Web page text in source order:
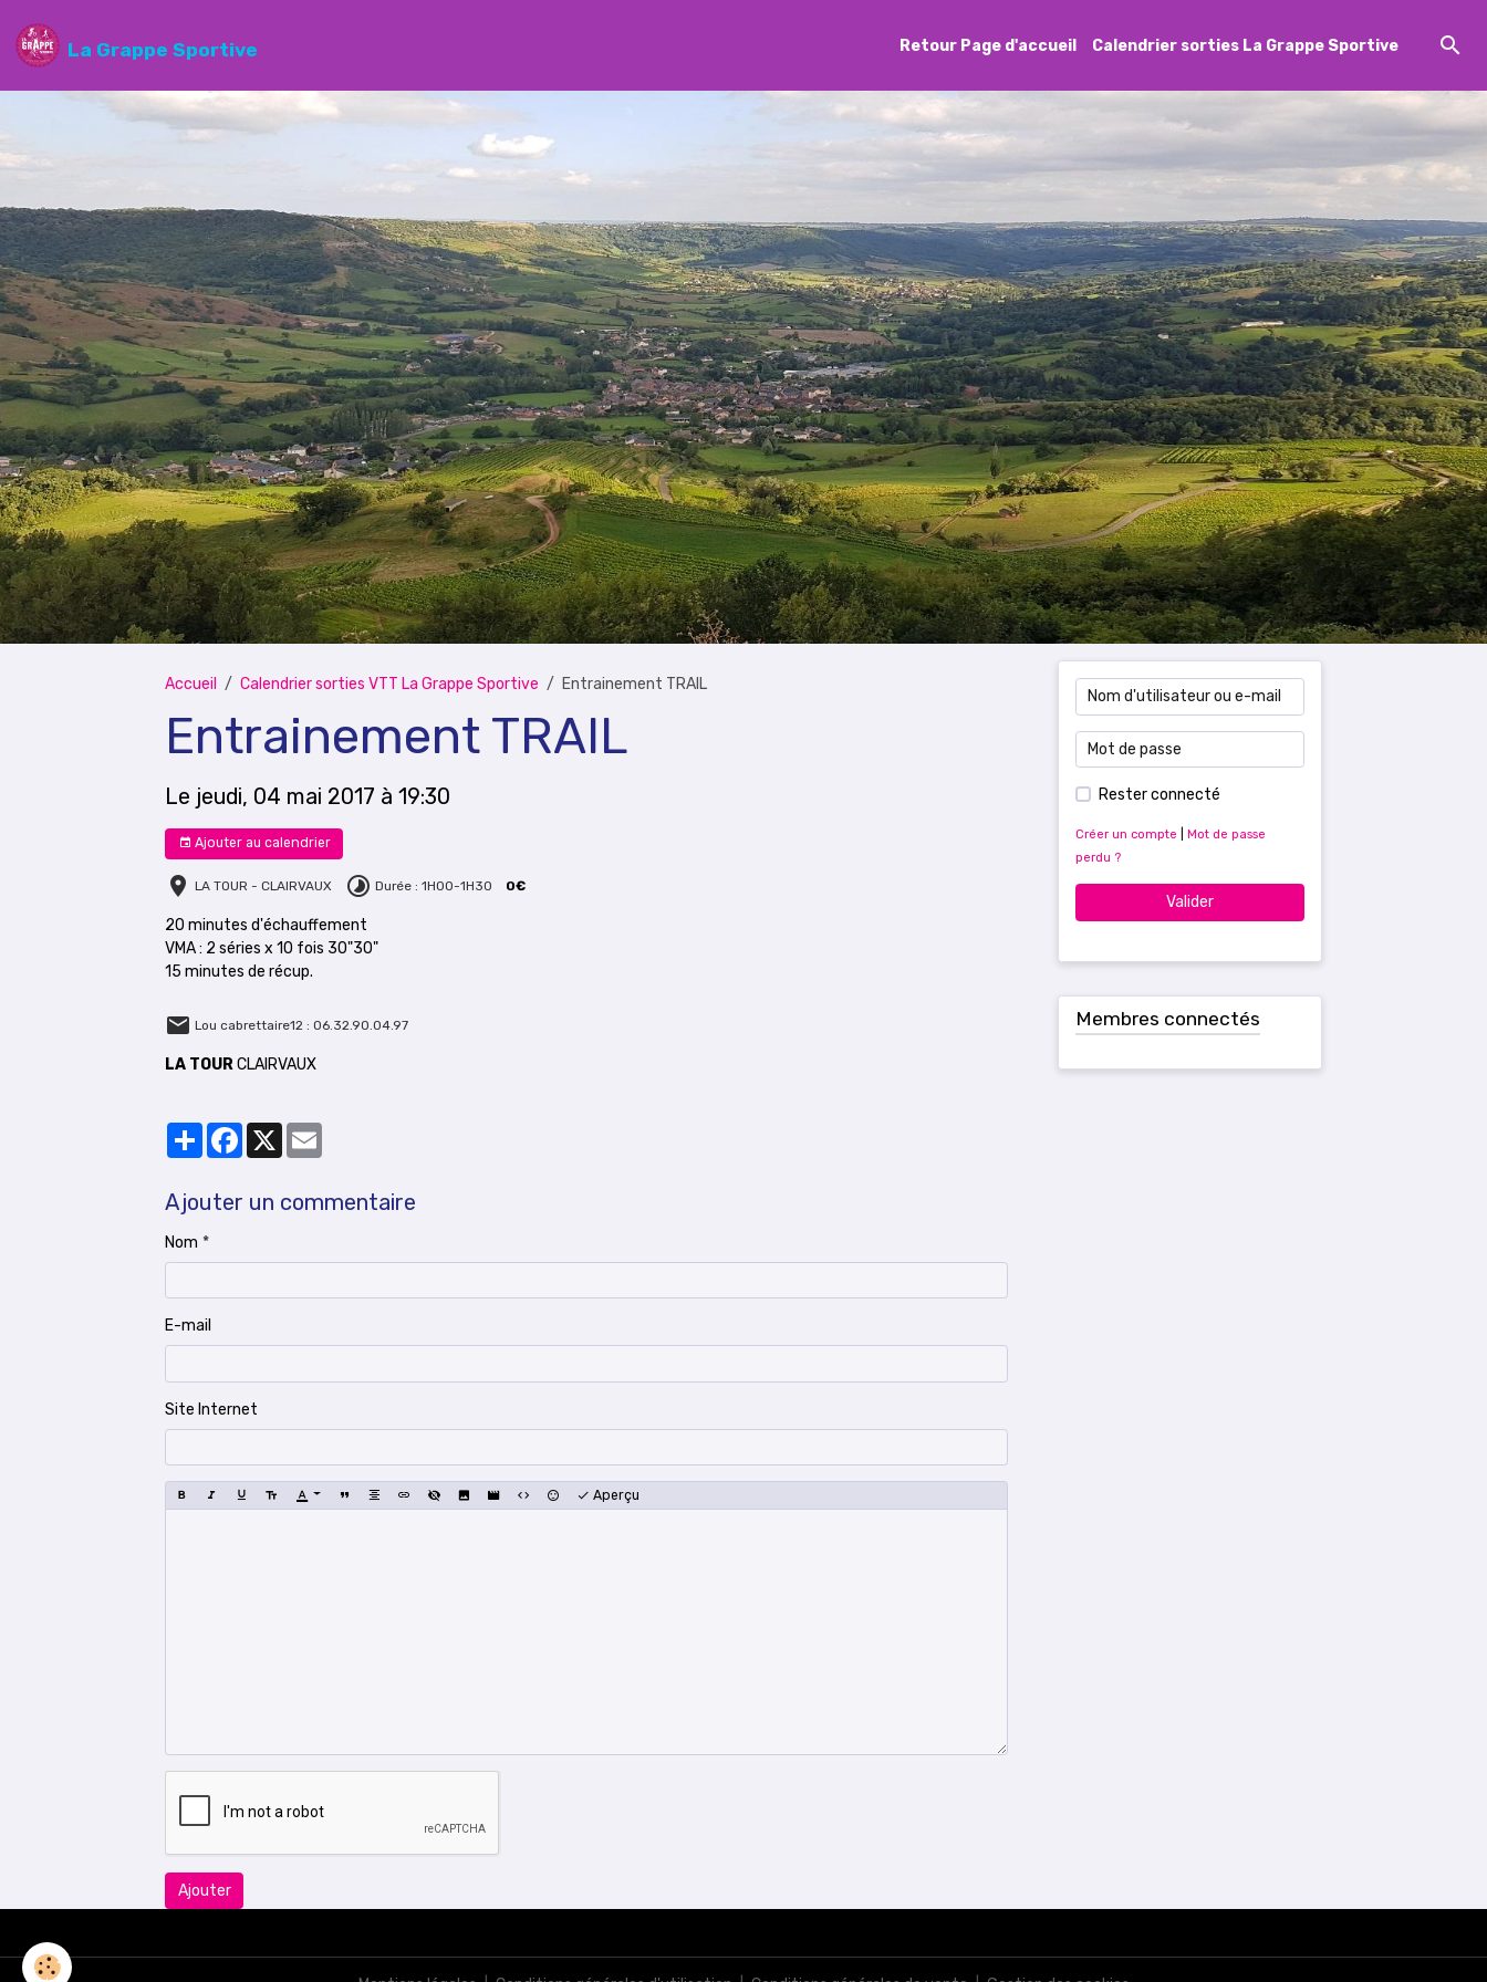
La Grappe Sportive Retour Page d'accueil Calendrier sorties La Grappe Sportive
Accueil Calendrier sorties VTT La Grappe Sportive Entrainement TRAIL
Entrainement TRAIL
Le jeudi, 04 mai 2017 à 19:30
Ajouter au calendrier
LA TOUR - CLAIRVAUX Durée : 1H00-1H30 0€
20 minutes d'échauffement
VMA : 2 séries x 10 fois 30"30"
15 minutes de récup.
Lou cabrettaire12 : 06.32.90.04.97
LA TOURCLAIRVAUX
PartagerFacebook
X
Ajouter un commentaire
Nom
E-mail
Site Internet
Aperçu
Ajouter
Rester connecté
Créer un compte
Mot de passe
perdu ?
Valider
Membres connectés